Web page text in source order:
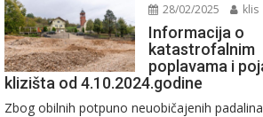
28/02/2025 klis
Informacija o
katastrofalnim
poplavama i
klizišta od 4.10.2024.godine
Zbog obilnih potpuno neuobičajenih